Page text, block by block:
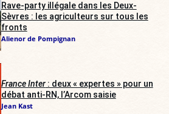
Rave-party illégale dans les Deux-
Sèvres : les agriculteurs sur tous les
fronts
Alienor de Pompignan
France Inter: deux « expertes » pour un
débat anti-RN, l’Arcom saisie
Jean Kast